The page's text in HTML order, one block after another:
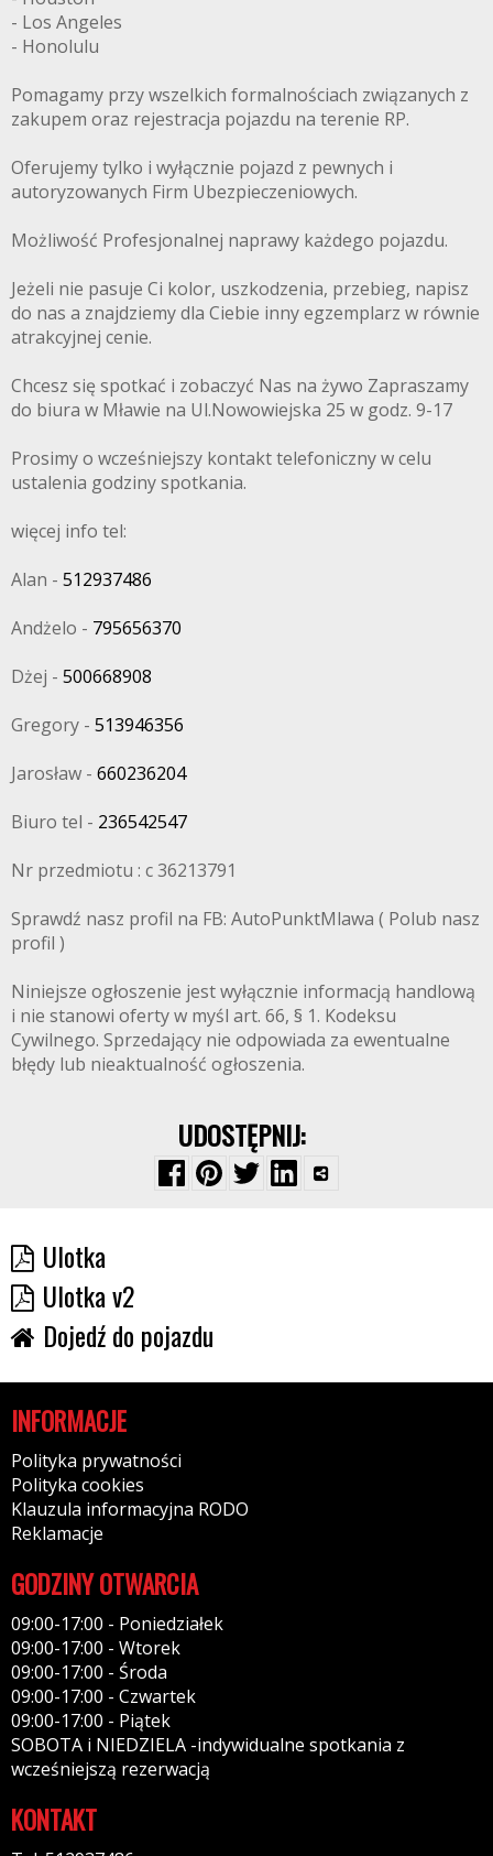
- Los Angeles
- Honolulu
Pomagamy przy wszelkich formalnościach związanych z
zakupem oraz rejestracja pojazdu na terenie RP.
Oferujemy tylko i wyłącznie pojazd z pewnych i
autoryzowanych Firm Ubezpieczeniowych.
Możliwość Profesjonalnej naprawy każdego pojazdu.
Jeżeli nie pasuje Ci kolor, uszkodzenia, przebieg, napisz
do nas a znajdziemy dla Ciebie inny egzemplarz w równie
atrakcyjnej cenie.
Chcesz się spotkać i zobaczyć Nas na żywo Zapraszamy
do biura w Mławie na Ul.Nowowiejska 25 w godz. 9-17
Prosimy o wcześniejszy kontakt telefoniczny w celu
ustalenia godziny spotkania.
więcej info tel:
Alan - 512937486
Andżelo - 795656370
Dżej - 500668908
Gregory - 513946356
Jarosław - 660236204
Biuro tel - 236542547
Nr przedmiotu : c 36213791
Sprawdź nasz profil na FB: AutoPunktMlawa ( Polub nasz
profil )
Niniejsze ogłoszenie jest wyłącznie informacją handlową
i nie stanowi oferty w myśl art. 66, § 1. Kodeksu
Cywilnego. Sprzedający nie odpowiada za ewentualne
błędy lub nieaktualność ogłoszenia.
UDOSTĘPNIJ:
Ulotka
Ulotka v2
Dojedź do pojazdu
INFORMACJE
Polityka prywatności
Polityka cookies
Klauzula informacyjna RODO
Reklamacje
GODZINY OTWARCIA
09:00-17:00 - Poniedziałek
09:00-17:00 - Wtorek
09:00-17:00 - Środa
09:00-17:00 - Czwartek
09:00-17:00 - Piątek
SOBOTA i NIEDZIELA -indywidualne spotkania z
wcześniejszą rezerwacją
KONTAKT